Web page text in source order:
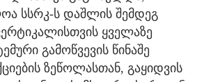
სსრკ-ს დაშლის შემდეგ
ყველაზე
გამოწვევის წინაშე
ზეწოლასთან, გაყიდვის